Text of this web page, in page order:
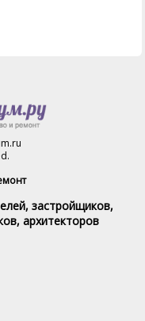
застройщиков,
архитекторов